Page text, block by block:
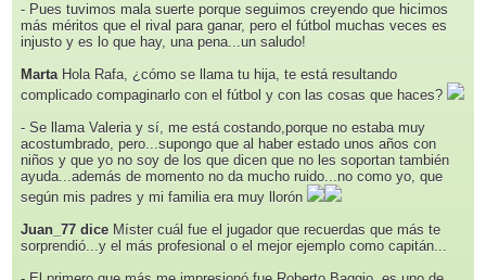
- Pues tuvimos mala suerte porque seguimos creyendo que hicimos
más méritos que el rival para ganar, pero el fútbol muchas veces es
injusto y es lo que hay, una pena...un saludo!
Marta Hola Rafa, ¿cómo se llama tu hija, te está resultando
complicado compaginarlo con el fútbol y con las cosas que haces?
- Se llama Valeria y sí, me está costando,porque no estaba muy
acostumbrado, pero...supongo que al haber estado unos años con
niños y que yo no soy de los que dicen que no les soportan también
ayuda...además de momento no da mucho ruido...no como yo, que
según mis padres y mi familia era muy llorón
Juan_77 dice Míster cuál fue el jugador que recuerdas que más te
sorprendió...y el más profesional o el mejor ejemplo como capitán...